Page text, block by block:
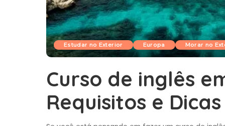
Estudar no Exterior Europa Morar no
Curso de inglês
Requisitos e Dicas